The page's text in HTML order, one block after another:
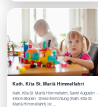
Kath. Kita St. Mariä Himmelfahrt
Kath. Kita St. Mariä Himmelfahrt, Sankt Augustin -
Informationen Diese Einrichtung (Kath. Kita St.
Mariä Himmelfahrt) ist …